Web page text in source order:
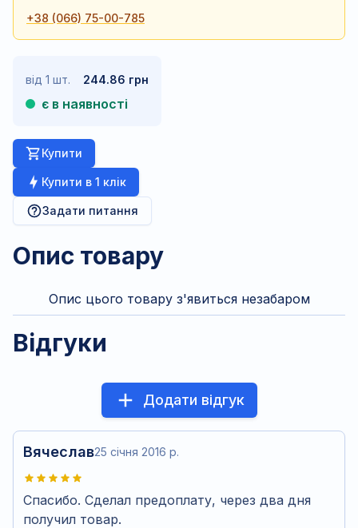
+38 (066) 75-00-785
від 1 шт. 244.86 грн
є в наявності
Купити
Купити в 1 клік
Задати питання
Опис товару
Опис цього товару з'явиться незабаром
Відгуки
Додати відгук
Вячеслав25 січня 2016 р.
Спасибо. Сделал предоплату, через два дня
получил товар.